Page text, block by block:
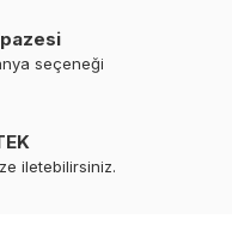
seçeneği
iletebilirsiniz.